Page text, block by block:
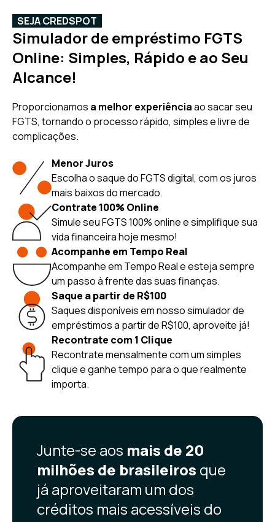
SEJA CREDSPOT
Simulador de empréstimo FGTS
Online: Simples, Rápido e ao Seu
Alcance!
Proporcionamos a melhor experiênciaao sacar seu
FGTS, tornando o processo rápido, simples e livre de
complicações.
Menor Juros
Escolha o saque do FGTS digital, com os juros
mais baixos do mercado.
Contrate 100% Online
Simule seu FGTS 100% online e simplifique sua
vida financeira hoje mesmo!
Acompanhe em Tempo Real
Acompanhe em Tempo Real e esteja sempre
um passo à frente das suas finanças.
Saque a partir de R$100
Saques disponíveis em nosso simulador de
empréstimos a partir de R$100, aproveite já!
Recontrate com 1 Clique
Recontrate mensalmente com um simples
clique e ganhe tempo para o que realmente
importa.
Junte-se aos mais de 20
milhões de brasileiros que
já aproveitaram um dos
créditos mais acessíveis do